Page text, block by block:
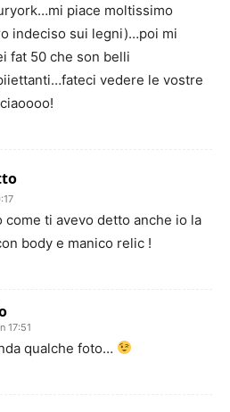
piace moltissimo
indeciso sui legni)…poi mi
fat 50 che son belli
vedere le vostre
come ti avevo detto anche io la
body e manico relic !
17:51
qualche foto…